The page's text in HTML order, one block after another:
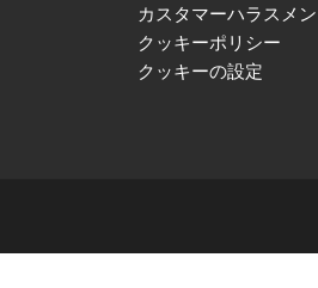
カスタマーハラスメ
クッキーポリシー
クッキーの設定